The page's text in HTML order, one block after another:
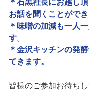
＊石黒社長にお越し
お話を聞くことができ
＊味噌の加減も一人
す。
＊金沢キッチンの発
てきます。
皆様のご参加お待ちし